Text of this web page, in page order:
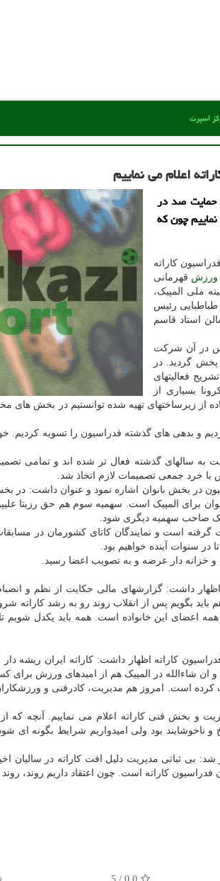
اسپرت
اعلام می نماییم
حمایت صد در
چون که
کاراته
ورزش قهرمانی
ملی المپیک،
رئیس
استاد قاسم
در آن شرکت
سال ۹۹ فدراسیون پخش گردید. در
فعالیتهای
شیوع کرونا بسیاری از
از زیرساختهای تهیه شده توانستیم در بخش های
و بدهی های گذشته فدراسیون را تسویه کردیم.
به سالهای گذشته فعال تر شده اند و تمامی
خرد جمعی تصمیمات لازم اتخاذ شد.
در بخش بانوان اشاره نمود و عنوان داشت: در
برای المپیک است. سهمیه سوم هم حق رزیتا
گرفته است و نمایندگان کاتای کشورمان در
در سنوات آینده خواهیم بود.
خزانه دار عرضه و به تصویب اعضا رسید.
داشت: گزارشهای مالی حکایت از نظم و
باید بگویم پس از انقلاب روند رو به رشد
اعضای این خانواده است. همه باید یکدل شویم تا
کاراته اظهار داشت: کاراته ایران ریشه دار
ان شاءالله در المپیک هم از امیدهای ورزش
است. امروز هم مدیریت، کادرفنی و ورزشکاران
بخش فنی کاراته اعلام می نماییم. آنچه که از
ناخوشایند بود ولی امیدواریم شرایط بگونه ای
بی ثباتی مدیریت دلیل افت کاراته در سالیان
فدراسیون کاراته است. چون اعتقاد داریم روند،